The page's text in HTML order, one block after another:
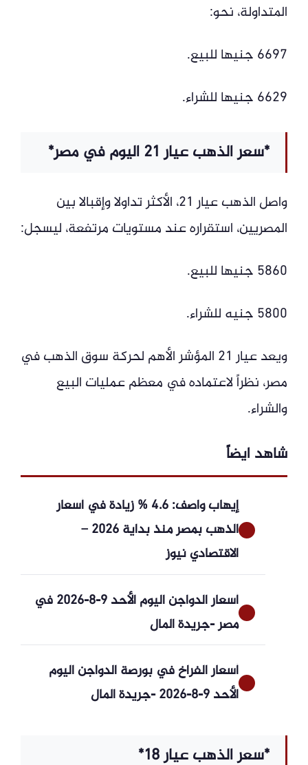
المتداولة، نحو:
6697 جنيها للبيع.
6629 جنيها للشراء.
*سعر الذهب عيار 21 اليوم في مصر*
واصل الذهب عيار 21، الأكثر تداولا وإقبالا بين
المصريين، استقراره عند مستويات مرتفعة، ليسجل:
5860 جنيها للبيع.
5800 جنيه للشراء.
ويعد عيار 21 المؤشر الأهم لحركة سوق الذهب في
مصر، نظراً لاعتماده في معظم عمليات البيع
والشراء.
شاهد ايضاً
إيهاب واصف: 4.6 % زيادة في أسعار
الذهب بمصر منذ بداية 2026 –
الاقتصادي نيوز
أسعار الدواجن اليوم الأحد 9-8-2026 في
مصر -جريدة المال
أسعار الفراخ في بورصة الدواجن اليوم
الأحد 9-8-2026 -جريدة المال
*سعر الذهب عيار 18*